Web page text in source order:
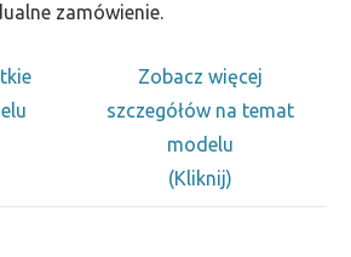
zamówienie.
Zobacz więcej
szczegółów na temat
modelu
(Kliknij)